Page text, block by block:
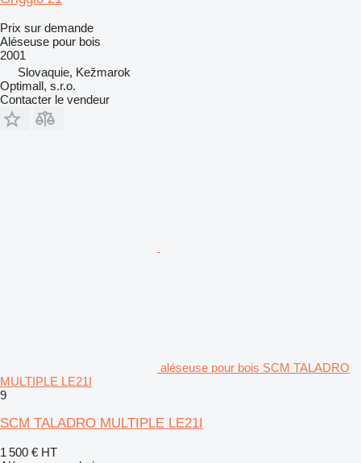
Prix sur demande
Aléseuse pour bois
2001
Slovaquie, Kežmarok
Optimall, s.r.o.
Contacter le vendeur
aléseuse pour bois SCM TALADRO
MULTIPLE LE21I
9
SCM TALADRO MULTIPLE LE21I
1 500 € HT